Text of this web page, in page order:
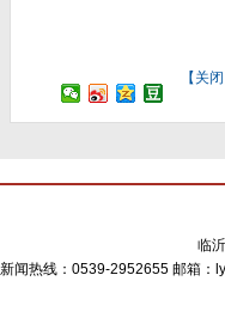
【 关闭